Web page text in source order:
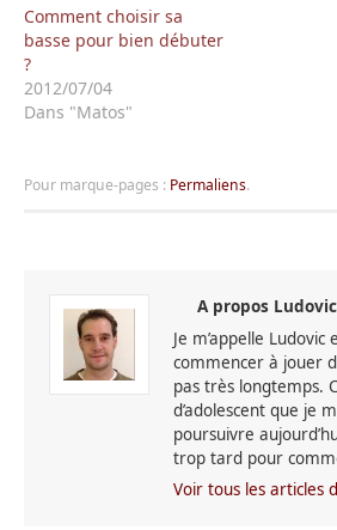
assez lent et on va le
battre avec le pied droit
(équivalence d'une
noire). Une…
Comment choisir sa
basse pour bien débuter
?
2012/07/04
Dans "Matos"
Pour marque-pages : Permaliens.
A propos Ludovic
Je m’appelle Ludovic
commencer à jouer
pas très longtemps.
d’adolescent que je
poursuivre
trop tard pour
Voir tous les articles